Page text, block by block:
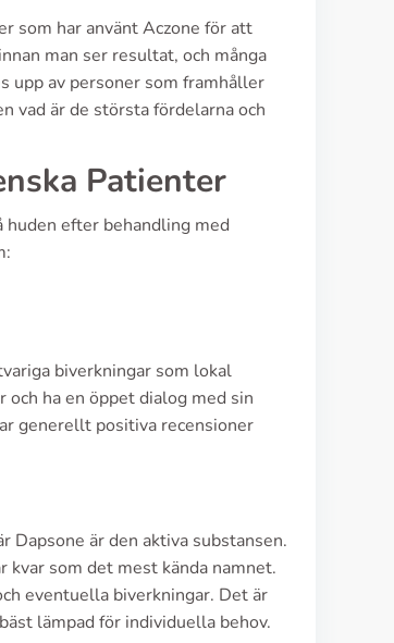
som har använt Aczone för att
man ser resultat, och många
upp av personer som framhåller
vad är de största fördelarna och
Patienter
efter behandling med
biverkningar som lokal
ha en öppet dialog med sin
generellt positiva recensioner
Dapsone är den aktiva substansen.
kvar som det mest kända namnet.
eventuella biverkningar. Det är
lämpad för individuella behov.